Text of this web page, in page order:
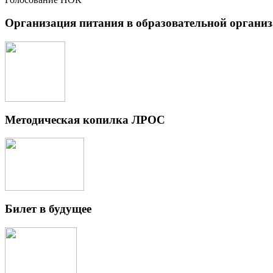
Организация питания в образовательной
Методическая копилка ЛРОС
Билет в будущее